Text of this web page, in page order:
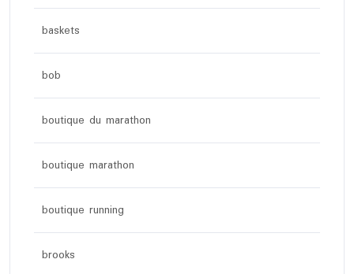
baskets
bob
boutique du marathon
boutique marathon
boutique running
brooks